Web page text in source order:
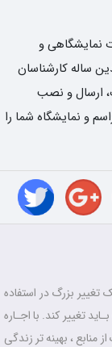
نمایشگاهی و
ساله کارشناسان
ارسال و نصب
و نمایشگاه شما را
تغییر بزرگ در استفاده
تغییر کند. با اجـاره
منابع ، بهینه تر زندگی